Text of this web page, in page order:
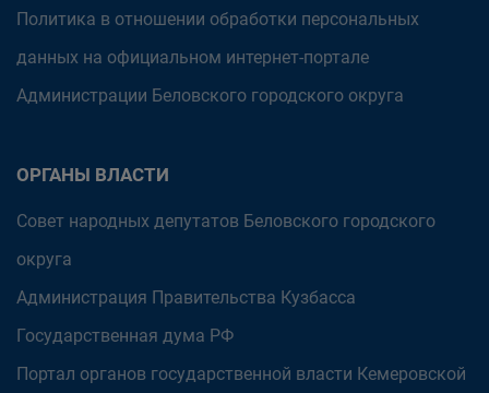
Политика в отношении обработки персональных
данных на официальном интернет-портале
Администрации Беловского городского округа
ОРГАНЫ ВЛАСТИ
Совет народных депутатов Беловского городского
округа
Администрация Правительства Кузбасса
Государственная дума РФ
Портал органов государственной власти Кемеровской